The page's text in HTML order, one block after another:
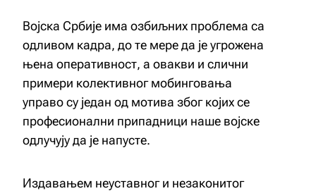
Војска Србије има озбиљних проблема са
одливом кадра, до те мере да је угрожена
њена оперативност, а овакви и слични
примери колективног мобинговања
управо су један од мотива због којих се
професионални припадници наше војске
одлучују да је напусте.
Издавањем неуставног и незаконитог